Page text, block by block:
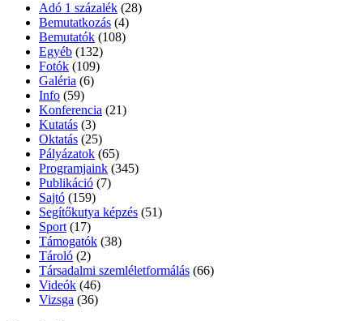
Adó 1 százalék (28)
Bemutatkozás (4)
Bemutatók (108)
Egyéb (132)
Fotók (109)
Galéria (6)
Info (59)
Konferencia (21)
Kutatás (3)
Oktatás (25)
Pályázatok (65)
Programjaink (345)
Publikáció (7)
Sajtó (159)
Segítőkutya képzés (51)
Sport (17)
Támogatók (38)
Tároló (2)
Társadalmi szemléletformálás (66)
Videók (46)
Vizsga (36)